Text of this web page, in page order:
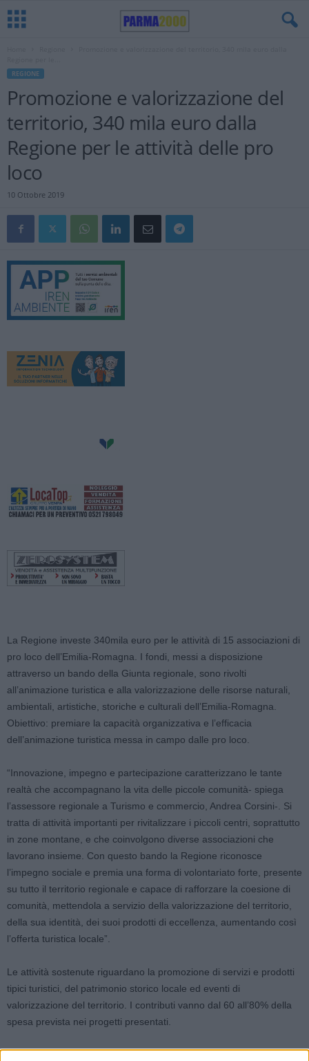
REGIONE
Promozione e valorizzazione del
territorio, 340 mila euro dalla
Regione per le attività delle pro
loco
10 Ottobre 2019
La Regione investe 340mila euro per le attività di 15 associazioni di
pro loco dell’Emilia-Romagna. I fondi, messi a disposizione
attraverso un bando della Giunta regionale, sono rivolti
all’animazione turistica e alla valorizzazione delle risorse naturali,
ambientali, artistiche, storiche e culturali dell’Emilia-Romagna.
Obiettivo: premiare la capacità organizzativa e l’efficacia
dell’animazione turistica messa in campo dalle pro loco.
“Innovazione, impegno e partecipazione caratterizzano le tante
realtà che accompagnano la vita delle piccole comunità- spiega
l’assessore regionale a Turismo e commercio, Andrea Corsini-. Si
tratta di attività importanti per rivitalizzare i piccoli centri, soprattutto
in zone montane, e che coinvolgono diverse associazioni che
lavorano insieme. Con questo bando la Regione riconosce
l’impegno sociale e premia una forma di volontariato forte, presente
su tutto il territorio regionale e capace di rafforzare la coesione di
comunità, mettendola a servizio della valorizzazione del territorio,
della sua identità, dei suoi prodotti di eccellenza, aumentando così
l’offerta turistica locale”.
Le attività sostenute riguardano la promozione di servizi e prodotti
tipici turistici, del patrimonio storico locale ed eventi di
valorizzazione del territorio. I contributi vanno dal 60 all’80% della
spesa prevista nei progetti presentati.